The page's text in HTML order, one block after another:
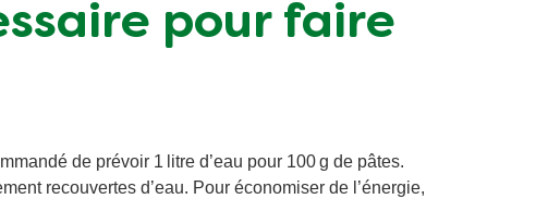
pour faire
de prévoir 1 litre d’eau pour 100 g de pâtes.
recouvertes d’eau. Pour économiser de l’énergie,